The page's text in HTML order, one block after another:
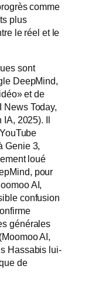
comme
plus
le réel et le
sont
DeepMind,
et de
News Today,
IA, 2025). Il
Genie 3,
loué
pour
AI,
confusion
générales
AI,
Hassabis lui-
de